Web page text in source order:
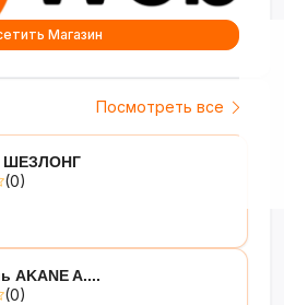
Посмотреть все
ШЕЗЛОНГ
(0)
AKANE A....
(0)
Магазин